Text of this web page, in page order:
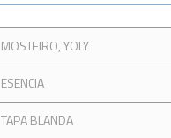
MOSTEIRO, YOLY
ESENCIA
TAPA BLANDA